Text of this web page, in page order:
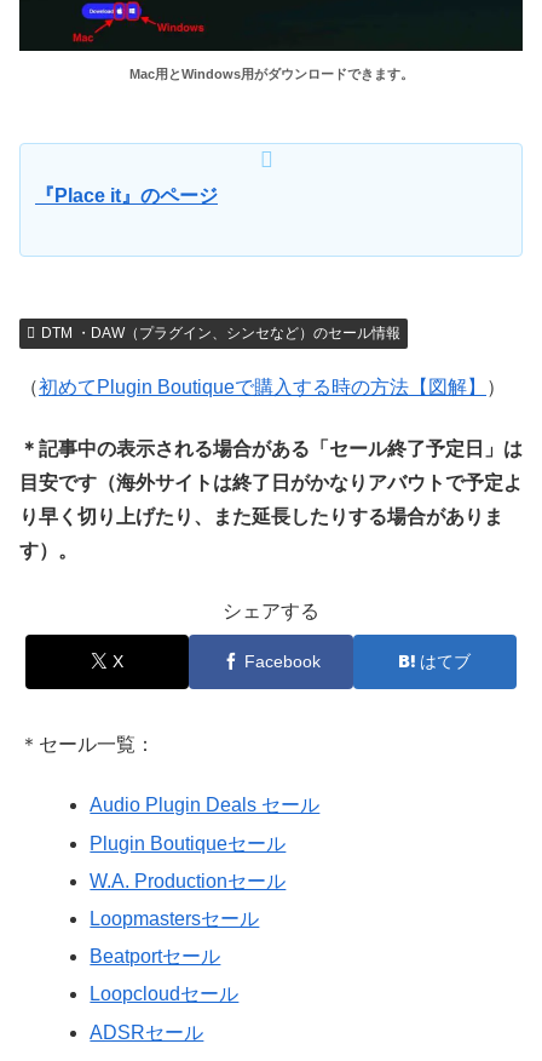
Mac用とWindows用がダウンロードできます。
『Place it』のページ
DTM ・DAW（プラグイン、シンセなど）のセール情報
（初めてPlugin Boutiqueで購入する時の方法【図解】 ）
＊記事中の表示される場合がある「セール終了予定日」は
目安です（海外サイトは終了日がかなりアバウトで予定よ
り早く切り上げたり、また延長したりする場合がありま
す）。
シェアする
X Facebook はてブ
＊セール一覧：
Audio Plugin Deals セール
Plugin Boutiqueセール
W.A. Productionセール
Loopmastersセール
Beatportセール
Loopcloudセール
ADSRセール